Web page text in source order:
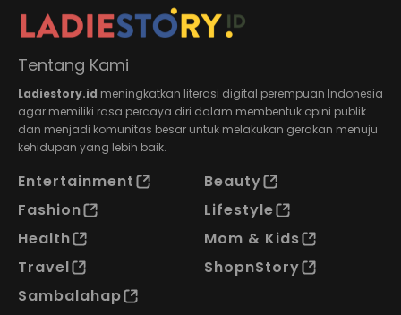
Tentang Kami
Ladiestory.id meningkatkan literasi digital perempuan Indonesia
agar memiliki rasa percaya diri dalam membentuk opini publik
dan menjadi komunitas besar untuk melakukan gerakan menuju
kehidupan yang lebih baik.
Entertainment
Beauty
Fashion
Lifestyle
Health
Mom & Kids
Travel
ShopnStory
Sambalahap